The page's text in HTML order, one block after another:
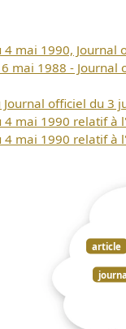
4 mai 1990,
mai 1988 -
officiel du 3
4 mai 1990 relatif
4 mai 1990 relatif
article